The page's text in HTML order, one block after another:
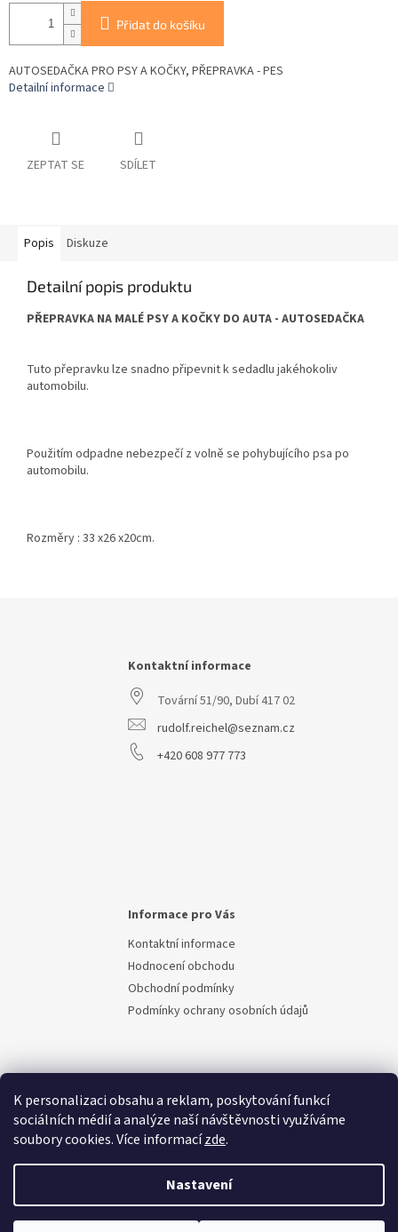
K personalizaci obsahu a reklam, poskytování funkcí
sociálních médií a analýze naší návštěvnosti využíváme
soubory cookies. Více informacízde.
Nastavení
Přidat do košíku
AUTOSEDAČKA PRO PSY A KOČKY, PŘEPRAVKA - PES
Detailní informace
ZEPTAT SE SDÍLET
Popis Diskuze
Detailní popis produktu
PŘEPRAVKA NA MALÉ PSY A KOČKY DO AUTA - AUTOSEDAČKA
Tuto přepravku lze snadno připevnit k sedadlu jakéhokoliv
automobilu.
Použitím odpadne nebezpečí z volně se pohybujícího psa po
automobilu.
Rozměry : 33 x26 x20cm.
Kontaktní informace
Tovární 51/90, Dubí 417 02
rudolf.reichel@seznam.cz
+420 608 977 773
Informace pro Vás
Kontaktní informace
Hodnocení obchodu
Obchodní podmínky
Podmínky ochrany osobních údajů
Copyright 2026Berem.cz. Všechna práva vyhrazena.Upravit